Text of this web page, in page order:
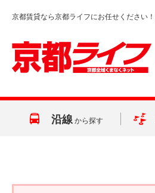
京都賃貸なら京都ライフにお任せください
沿線 から探す